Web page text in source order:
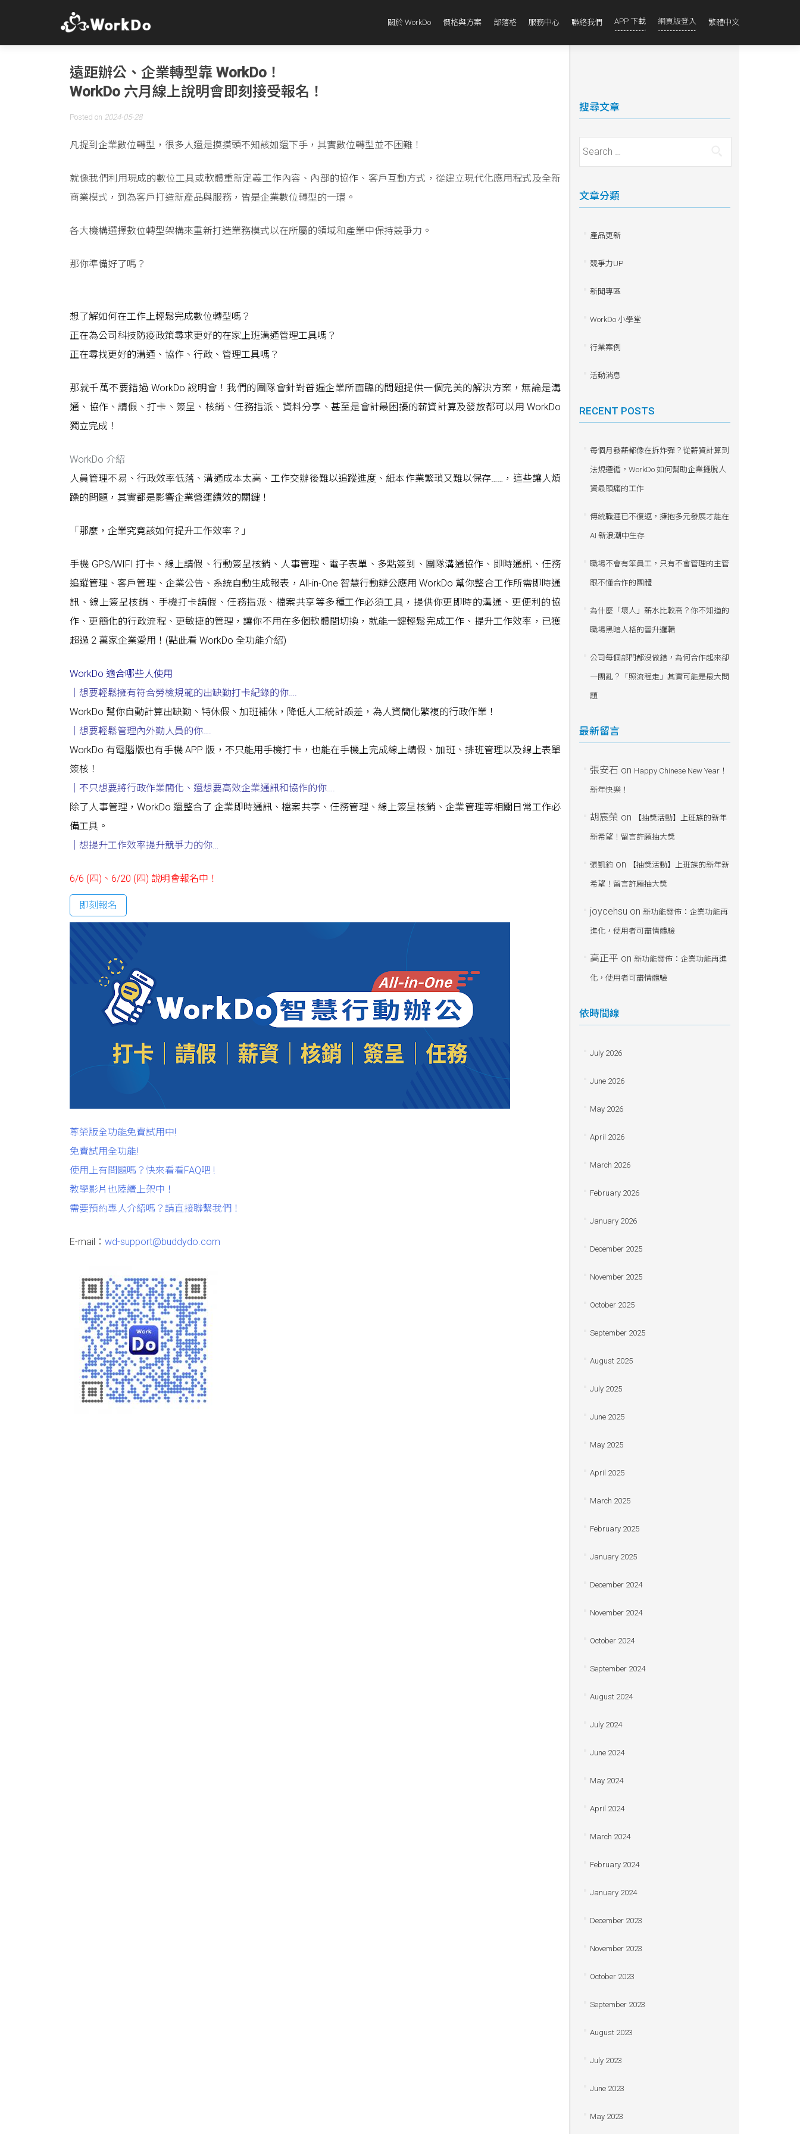
關於 WorkDo 價格與方案 部落格 服務中心 聯絡我們 APP 下載 網頁版登入 繁體中文
遠距辦公、企業轉型靠 WorkDo！
WorkDo 六月線上說明會即刻接受報名！
Posted on 2024-05-28
凡提到企業數位轉型，很多人還是摸摸頭不知該如還下手，其實數位轉型並不困難！
就像我們利用現成的數位工具或軟體重新定義工作內容、內部的協作、客戶互動方式，從建立現代化應用程式及全新
商業模式，到為客戶打造新產品與服務，皆是企業數位轉型的一環。
各大機構選擇數位轉型架構來重新打造業務模式以在所屬的領域和產業中保持競爭力。
那你準備好了嗎？
想了解如何在工作上輕鬆完成數位轉型嗎？
正在為公司科技防疫政策尋求更好的在家上班溝通管理工具嗎？
正在尋找更好的溝通、協作、行政、管理工具嗎？
那就千萬不要錯過 WorkDo 說明會！我們的團隊會針對普遍企業所面臨的問題提供一個完美的解決方案，無論是溝
通、協作、請假、打卡、簽呈、核銷、任務指派、資料分享、甚至是會計最困擾的薪資計算及發放都可以用 WorkDo
獨立完成！
WorkDo 介紹
人員管理不易、行政效率低落、溝通成本太高、工作交辦後難以追蹤進度、紙本作業繁瑣又難以保存……，這些讓人煩
躁的問題，其實都是影響企業營運績效的關鍵！
「那麼，企業究竟該如何提升工作效率？」
手機 GPS/WIFI 打卡、線上請假、行動簽呈核銷、人事管理、電子表單、多點簽到、團隊溝通協作、即時通訊、任務
追蹤管理、客戶管理、企業公告、系統自動生成報表，All-in-One 智慧行動辦公應用 WorkDo 幫你整合工作所需即時通
訊、線上簽呈核銷、手機打卡請假、任務指派、檔案共享等多種工作必須工具，提供你更即時的溝通、更便利的協
作、更簡化的行政流程、更敏捷的管理，讓你不用在多個軟體間切換，就能一鍵輕鬆完成工作、提升工作效率，已獲
超過 2 萬家企業愛用！(點此看 WorkDo 全功能介紹)
WorkDo 適合哪些人使用
｜想要輕鬆擁有符合勞檢規範的出缺勤打卡紀錄的你….
WorkDo 幫你自動計算出缺勤、特休假、加班補休，降低人工統計誤差，為人資簡化繁複的行政作業！
｜想要輕鬆管理內外勤人員的你….
WorkDo 有電腦版也有手機 APP 版，不只能用手機打卡，也能在手機上完成線上請假、加班、排班管理以及線上表單
簽核！
｜不只想要將行政作業簡化 、 還想要高效企業通訊和協作的你….
除了人事管理，WorkDo 還整合了 企業即時通訊、檔案共享、任務管理、線上簽呈核銷、企業管理等相關日常工作必
備工具。
｜想提升工作效率提升競爭力的你…
6/6 (四)、6/20 (四) 說明會報名中！
即刻報名
尊榮版全功能免費試用中!
免費試用全功能!
使用上有問題嗎？快來看看FAQ吧 !
教學影片也陸續上架中！
需要預約專人介紹嗎？請直接聯繫我們！
E-mail： wd-support@buddydo.com
搜尋文章
Search for:
文章分類
產品更新
競爭力UP
新聞專區
WorkDo 小學堂
行業案例
活動消息
RECENT POSTS
每個月發薪都像在拆炸彈？從薪資計算到
法規遵循，WorkDo 如何幫助企業擺脫人
資最頭痛的工作
傳統職涯已不復返，擁抱多元發展才能在
AI 新浪潮中生存
職場不會有笨員工，只有不會管理的主管
跟不懂合作的團體
為什麼「壞人」薪水比較高？你不知道的
職場黑暗人格的晉升邏輯
公司每個部門都沒做錯，為何合作起來卻
一團亂？「照流程走」其實可能是最大問
題
最新留言
張安石 on Happy Chinese New Year！
新年快樂！
胡宸榮 on 【抽獎活動】上班族的新年
新希望！留言許願抽大獎
張凱鈞on 【抽獎活動】上班族的新年新
希望！留言許願抽大獎
joycehsu on 新功能發佈：企業功能再
進化，使用者可盡情體驗
高正平 on 新功能發佈：企業功能再進
化，使用者可盡情體驗
依時間線
July 2026
June 2026
May 2026
April 2026
March 2026
February 2026
January 2026
December 2025
November 2025
October 2025
September 2025
August 2025
July 2025
June 2025
May 2025
April 2025
March 2025
February 2025
January 2025
December 2024
November 2024
October 2024
September 2024
August 2024
July 2024
June 2024
May 2024
April 2024
March 2024
February 2024
January 2024
December 2023
November 2023
October 2023
September 2023
August 2023
July 2023
June 2023
May 2023